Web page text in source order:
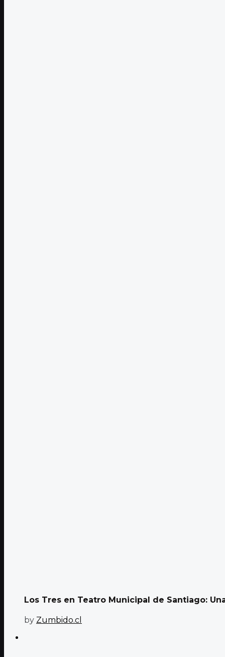
Los Tres en Teatro Municipal de Santiago:
by Zumbido.cl